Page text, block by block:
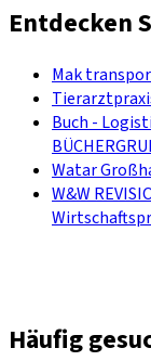
Entdecken
Mak
Buch -
Watar
W&W
Häufig